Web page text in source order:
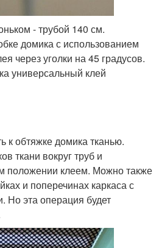
- трубой 140 см.
домика с использованием
через уголки на 45 градусов.
универсальный клей
к обтяжке домика тканью.
ткани вокруг труб и
положении клеем. Можно также
и поперечинах каркаса с
Но эта операция будет